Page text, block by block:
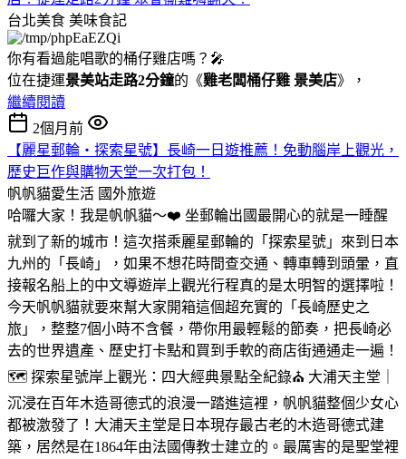
台北美食 美味食記
你有看過能唱歌的桶仔雞店嗎？🎤
位在捷運景美站走路2分鐘的《雞老闆桶仔雞 景美店》，
繼續閱讀
2個月前
【麗星郵輪・探索星號】長崎一日遊推薦！免動腦岸上觀光，
歷史巨作與購物天堂一次打包！
帆帆貓愛生活 國外旅遊
哈囉大家！我是帆帆貓～❤️ 坐郵輪出國最開心的就是一睡醒
就到了新的城市！這次搭乘麗星郵輪的「探索星號」來到日本
九州的「長崎」，如果不想花時間查交通、轉車轉到頭暈，直
接報名船上的中文導遊岸上觀光行程真的是太明智的選擇啦！
今天帆帆貓就要來幫大家開箱這個超充實的「長崎歷史之
旅」，整整7個小時不含餐，帶你用最輕鬆的節奏，把長崎必
去的世界遺產、歷史打卡點和買到手軟的商店街通通走一遍！
🗺️ 探索星號岸上觀光：四大經典景點全紀錄⛪ 大浦天主堂｜
沉浸在百年木造哥德式的浪漫一踏進這裡，帆帆貓整個少女心
都被激發了！大浦天主堂是日本現存最古老的木造哥德式建
築，居然是在1864年由法國傳教士建立的。最厲害的是聖堂裡